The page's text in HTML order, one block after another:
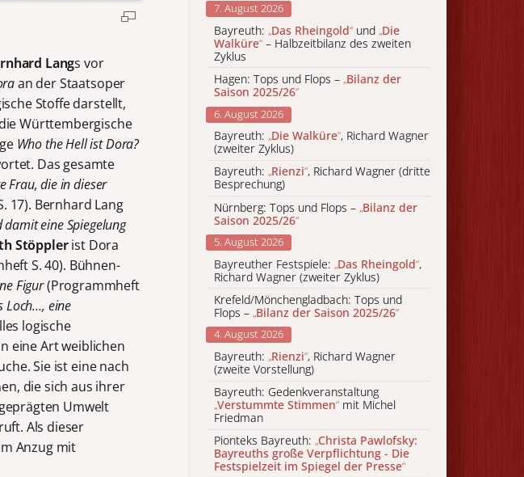
Langs vor
an der Staatsoper
Stoffe darstellt,
Württembergische
Who the Hell ist Dora?
Das gesamte
Frau, die in dieser
17). Bernhard Lang
eine Spiegelung
Stöpplerist Dora
S. 40). Bühnen-
Figur(Programmheft
Loch…, eine
logische
eine Art weiblichen
Sie ist eine nach
die sich aus ihrer
Umwelt
Als dieser
Anzug mit
7. August 2026
Bayreuth: „Das Rheingold“ und „Die
Walküre“ – Halbzeitbilanz des zweiten
Zyklus
Hagen: Tops und Flops – „Bilanz der
Saison 2025/26“
6. August 2026
Bayreuth: „Die Walküre“, Richard Wagner
(zweiter Zyklus)
Bayreuth: „Rienzi“, Richard Wagner (dritte
Besprechung)
Nürnberg: Tops und Flops – „Bilanz der
Saison 2025/26“
5. August 2026
Bayreuther Festspiele: „Das Rheingold“,
Richard Wagner (zweiter Zyklus)
Krefeld/Mönchengladbach: Tops und
Flops – „Bilanz der Saison 2025/26“
4. August 2026
Bayreuth: „Rienzi“, Richard Wagner
(zweite Vorstellung)
Bayreuth: Gedenkveranstaltung
„Verstummte Stimmen“ mit Michel
Friedman
Pionteks Bayreuth: „Christa Pawlofsky:
Bayreuths große Verpflichtung - Die
Festspielzeit im Spiegel der Presse“